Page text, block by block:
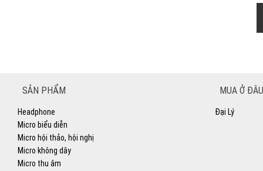
SẢN PHẨM
Headphone
Micro biểu diễn
Micro hội thảo, hội nghị
Micro không dây
Micro thu âm
MUA Ở
Đại Lý